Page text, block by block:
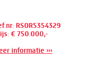
RSOR5354329
€ 750.000,-
informatie ›››